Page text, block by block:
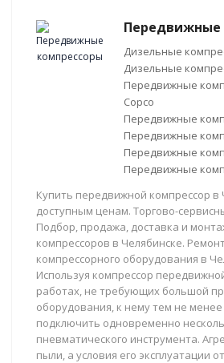
Передвижные
Дизельные
Дизельные
Передвижные
Copco
Передвижные
Передвижные
Передвижные
Передвижные
Купить передвижной компрессор в
доступным ценам. Торгово-
Подбор, продажа, доставка и
компрессоров в Челябинске.
компрессорного оборудования в
Используя компрессор
работах, не требующих большой
оборудования, к нему тем не
подключить одновременно
пневматического инструмента.
пыли, а условия его эксплуатации